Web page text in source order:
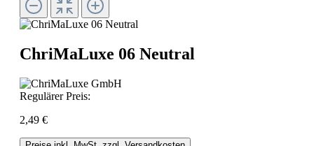
ChriMaLuxe 06 Neutral
Regulärer Preis:
2,49 €